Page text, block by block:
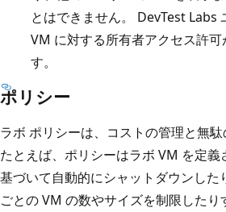
とはできません。 DevTest Labs
VM に対する所有者アクセス許可
す。
ポリシー
ラボ ポリシーは、コストの管理と無駄
たとえば、ポリシーはラボ VM を定
基づいて自動的にシャットダウンした
ごとの VM の数やサイズを制限したり